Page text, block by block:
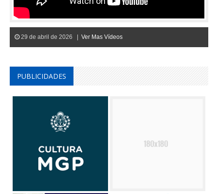
29 de abril de 2026 | Ver Mas Vídeos
PUBLICIDADES